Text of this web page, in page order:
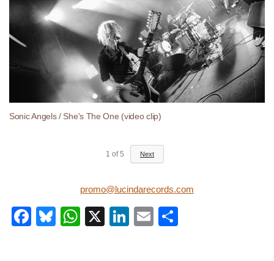
Sonic Angels / She's The One (video clip)
1 of 5 Next
promo@lucindarecords.com
Facebook
Bluesky
WhatsApp
X LinkedIn
Email